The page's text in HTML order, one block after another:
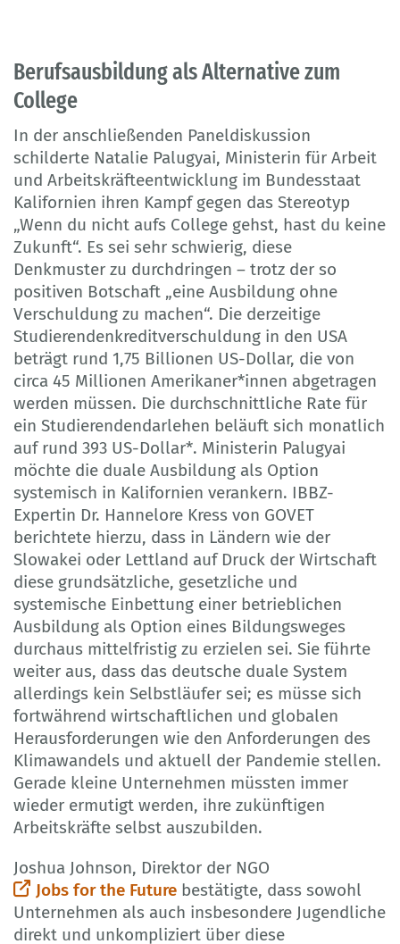
Berufsausbildung als Alternative zum
College
In der anschließenden Paneldiskussion
schilderte Natalie Palugyai, Ministerin für Arbeit
und Arbeitskräfteentwicklung im Bundesstaat
Kalifornien ihren Kampf gegen das Stereotyp
„Wenn du nicht aufs College gehst, hast du keine
Zukunft“. Es sei sehr schwierig, diese
Denkmuster zu durchdringen – trotz der so
positiven Botschaft „eine Ausbildung ohne
Verschuldung zu machen“. Die derzeitige
Studierendenkreditverschuldung in den USA
beträgt rund 1,75 Billionen US-Dollar, die von
circa 45 Millionen Amerikaner*innen abgetragen
werden müssen. Die durchschnittliche Rate für
ein Studierendendarlehen beläuft sich monatlich
auf rund 393 US-Dollar*. Ministerin Palugyai
möchte die duale Ausbildung als Option
systemisch in Kalifornien verankern. IBBZ-
Expertin Dr. Hannelore Kress von GOVET
berichtete hierzu, dass in Ländern wie der
Slowakei oder Lettland auf Druck der Wirtschaft
diese grundsätzliche, gesetzliche und
systemische Einbettung einer betrieblichen
Ausbildung als Option eines Bildungsweges
durchaus mittelfristig zu erzielen sei. Sie führte
weiter aus, dass das deutsche duale System
allerdings kein Selbstläufer sei; es müsse sich
fortwährend wirtschaftlichen und globalen
Herausforderungen wie den Anforderungen des
Klimawandels und aktuell der Pandemie stellen.
Gerade kleine Unternehmen müssten immer
wieder ermutigt werden, ihre zukünftigen
Arbeitskräfte selbst auszubilden.
Joshua Johnson, Direktor der NGO
Jobs for the Future bestätigte, dass sowohl
Unternehmen als auch insbesondere Jugendliche
direkt und unkompliziert über diese